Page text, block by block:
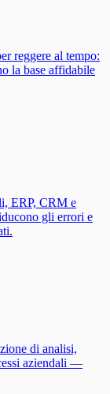
reggere al tempo:
la base affidabile
ERP, CRM e
gli errori e
di analisi,
aziendali —